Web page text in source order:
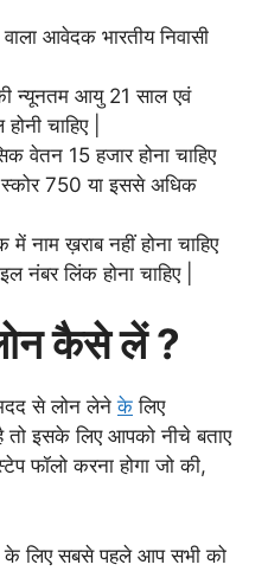
आवेदक भारतीय निवासी
न्यूनतम आयु 21 साल एवं
चाहिए |
वेतन 15 हजार होना चाहिए
750 या इससे अधिक
नाम ख़राब नहीं होना चाहिए
नंबर लिंक होना चाहिए |
कैसे लें ?
से लोन लेनेके लिए
इसके लिए आपको नीचे बताए
फॉलो करना होगा जो की,
के लिए सबसे पहले आप सभी को